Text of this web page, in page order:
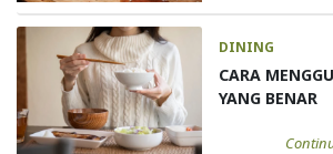
DINING
CARA
YANG BENAR